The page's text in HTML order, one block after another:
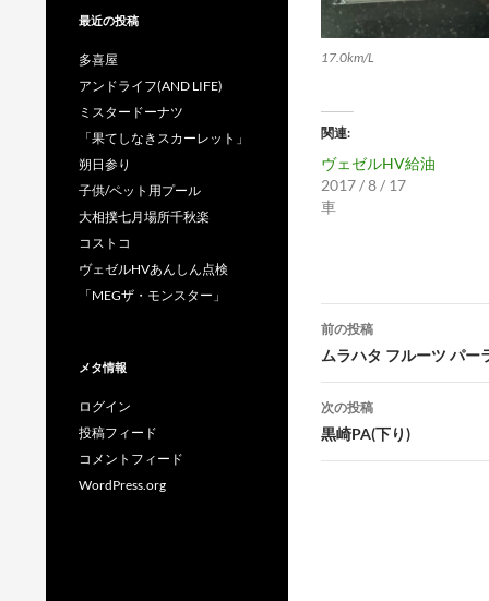
17.0km/L
関連
ヴェゼルHV給油
2017 / 8 / 17
車
投
稿
ナ
ビ
ゲ
前の投稿
ムラハタ フルーツ パ
次の投稿
黒崎PA(下り)
最近の投稿
多喜屋
アンドライフ(AND LIFE)
ミスタードーナツ
「果てしなきスカーレット」
朔日参り
子供/ペット用プール
大相撲七月場所千秋楽
コストコ
ヴェゼルHVあんしん点検
「MEGザ・モンスター」
メタ情報
ログイン
投稿フィード
コメントフィード
WordPress.org